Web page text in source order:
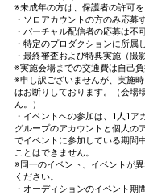
※未成年の方は、保護者の許可
・ソロアカウントの方のみ応募
・バーチャル配信者の応募は不
・特定のプロダクションに所属
・最終審査および特典実施（撮
※実施会場までの交通費は自己負
※申し訳ございませんが、実施
はお断りしております。（会場
ん。）
・イベントへの参加は、1人1ア
グループのアカウントと個人の
でイベントに参加している期間
ことはできません。
※同一のイベント、イベントが
ください。
・オーディションのイベント期